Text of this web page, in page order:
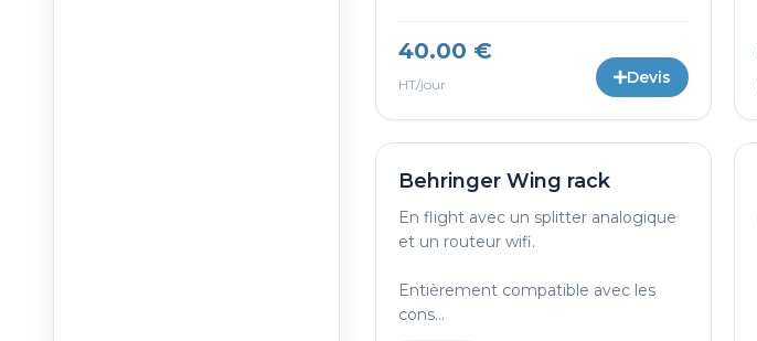
40.00 €
HT/jour Devis
Behringer Wing rack
En flight avec un splitter analogique
et un routeur wifi.
Entièrement compatible avec les
cons...